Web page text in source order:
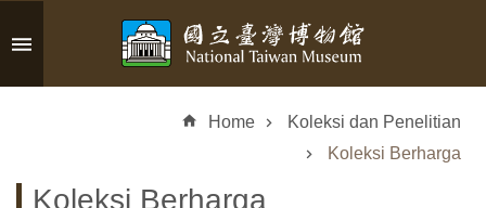
Skip to main content
c
Home
Koleksi dan Penelitian
Koleksi Berharga
Koleksi Berharga